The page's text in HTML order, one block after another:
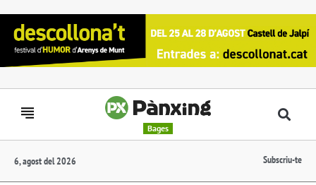
Bages
6, agost del 2026 Subscriu-te